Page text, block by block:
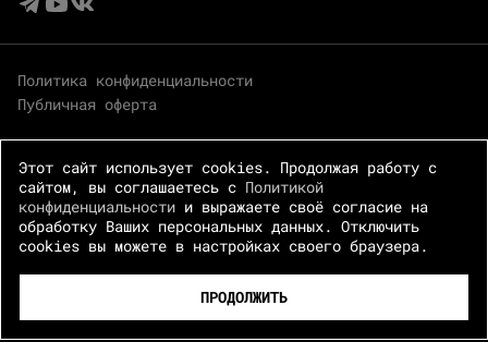
Политика конфиденциальности
Публичная оферта
© 2026 Центр Зотов · Все права защищены
Этот сайт использует cookies. Продолжая работу с
сайтом, вы соглашаетесь с Политикой
конфиденциальности и выражаете своё согласие на
обработку Ваших персональных данных. Отключить
cookies вы можете в настройках своего браузера.
ПРОДОЛЖИТЬ